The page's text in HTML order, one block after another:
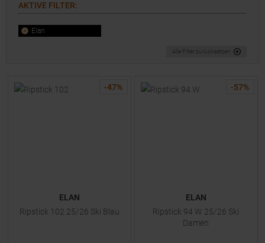
AKTIVE FILTER:
Elan
Alle Filter zurücksetzen
-47%
ELAN
Ripstick 102 25/26 Ski Blau
-57%
ELAN
Ripstick 94 W 25/26 Ski
Damen